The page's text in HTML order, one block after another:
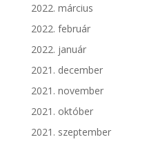
2022. március
2022. február
2022. január
2021. december
2021. november
2021. október
2021. szeptember